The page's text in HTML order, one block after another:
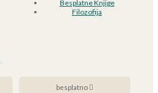
Besplatne Knjige
Filozofija
besplatno